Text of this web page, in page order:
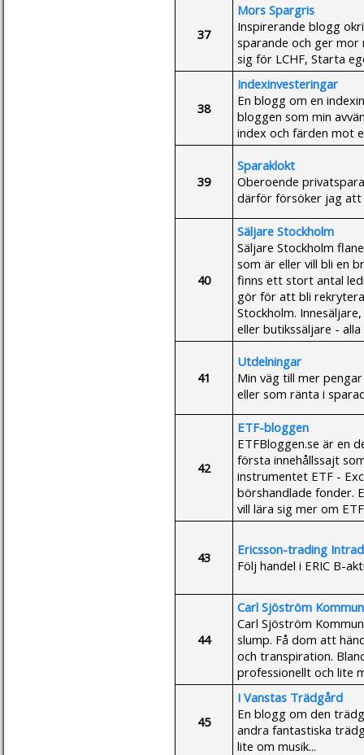
37
Mors Spargris
Inspirerande blogg
sparande och ger
sig för LCHF, Starta
38
Indexinvesteringar
En blogg om en
bloggen som min
index och färden mot
39
Sparaklokt
Oberoende
därför försöker jag att
40
Säljare Stockholm
Säljare Stockholm
som är eller vill bli en
finns ett stort antal
gör för att bli
Stockholm.
eller butikssäljare -
41
Utdelningar
Min väg till mer
eller som ränta i
42
ETF-bloggen
ETFBloggen.se är en
första innehållssajt
instrumentet ETF -
börshandlade fonder.
vill lära sig mer om
43
Ericsson-trading
Följ handel i ERIC B-
44
Carl Sjöström
Carl Sjöström
slump. Få dom att
och transpiration.
professionellt och lite
45
I Vanstas Trädgård
En blogg om den
andra fantastiska
lite om musik...